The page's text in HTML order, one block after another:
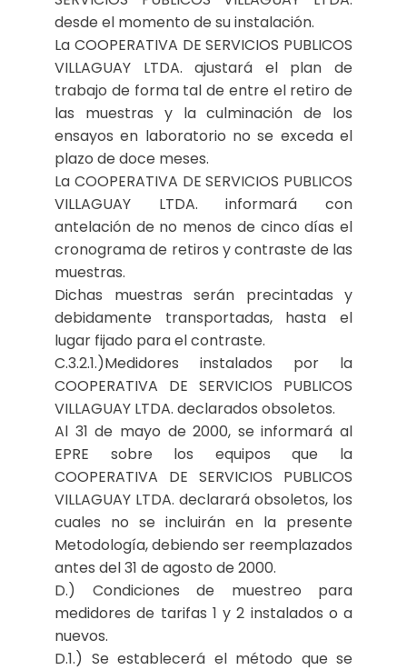
desde el momento de su instalación.
La COOPERATIVA DE SERVICIOS PUBLICOS
VILLAGUAY LTDA. ajustará el plan de
trabajo de forma tal de entre el retiro de
las muestras y la culminación de los
ensayos en laboratorio no se exceda el
plazo de doce meses.
La COOPERATIVA DE SERVICIOS PUBLICOS
VILLAGUAY LTDA. informará con
antelación de no menos de cinco días el
cronograma de retiros y contraste de las
muestras.
Dichas muestras serán precintadas y
debidamente transportadas, hasta el
lugar fijado para el contraste.
C.3.2.1.)Medidores instalados por la
COOPERATIVA DE SERVICIOS PUBLICOS
VILLAGUAY LTDA. declarados obsoletos.
Al 31 de mayo de 2000, se informará al
EPRE sobre los equipos que la
COOPERATIVA DE SERVICIOS PUBLICOS
VILLAGUAY LTDA. declarará obsoletos, los
cuales no se incluirán en la presente
Metodología, debiendo ser reemplazados
antes del 31 de agosto de 2000.
D.) Condiciones de muestreo para
medidores de tarifas 1 y 2 instalados o a
nuevos.
D.1.) Se establecerá el método que se